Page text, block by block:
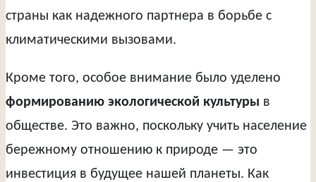
страны как надежного партнера в борьбе с
климатическими вызовами.
Кроме того, особое внимание было уделено
формированию экологической культуры в
обществе. Это важно, поскольку учить население
бережному отношению к природе — это
инвестиция в будущее нашей планеты. Как